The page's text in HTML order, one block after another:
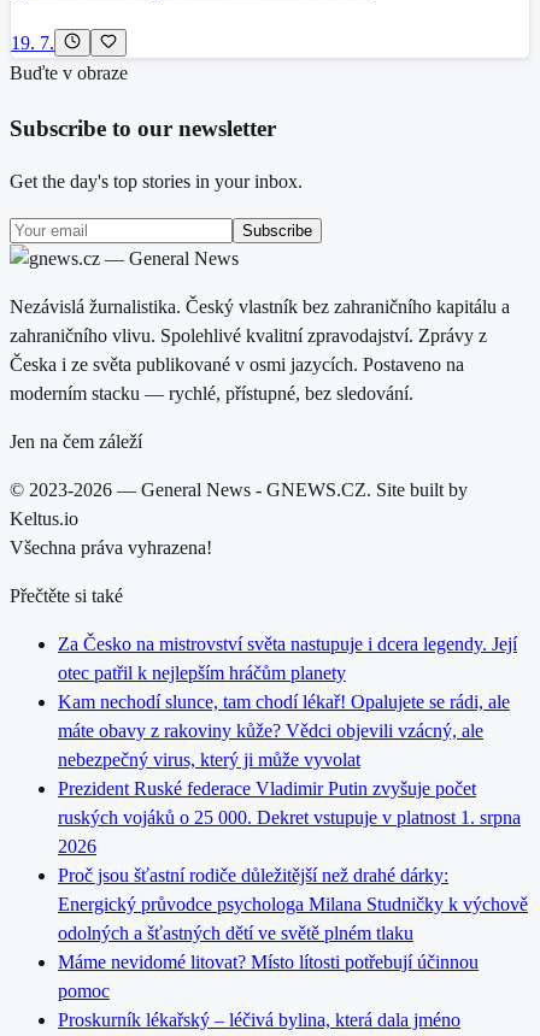
19. 7.
Buďte v obraze
Subscribe to our newsletter
Get the day's top stories in your inbox.
Subscribe
Nezávislá žurnalistika. Český vlastník bez zahraničního kapitálu a
zahraničního vlivu. Spolehlivé kvalitní zpravodajství. Zprávy z
Česka i ze světa publikované v osmi jazycích. Postaveno na
moderním stacku — rychlé, přístupné, bez sledování.
Jen na čem záleží
© 2023-2026 — General News - GNEWS.CZ. Site built by
Keltus.io
Všechna práva vyhrazena!
Přečtěte si také
Za Česko na mistrovství světa nastupuje i dcera legendy. Její
otec patřil k nejlepším hráčům planety
Kam nechodí slunce, tam chodí lékař! Opalujete se rádi, ale
máte obavy z rakoviny kůže? Vědci objevili vzácný, ale
nebezpečný virus, který ji může vyvolat
Prezident Ruské federace Vladimir Putin zvyšuje počet
ruských vojáků o 25 000. Dekret vstupuje v platnost 1. srpna
2026
Proč jsou šťastní rodiče důležitější než drahé dárky:
Energický průvodce psychologa Milana Studničky k výchově
odolných a šťastných dětí ve světě plném tlaku
Máme nevidomé litovat? Místo lítosti potřebují účinnou
pomoc
Proskurník lékařský – léčivá bylina, která dala jméno